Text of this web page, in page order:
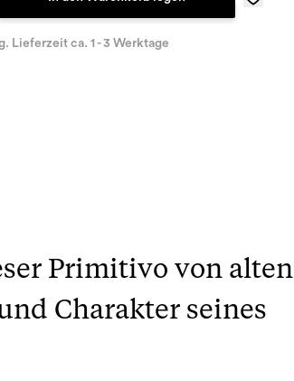
Lieferzeit ca. 1 - 3 Werktage
Primitivo von alten
Charakter seines